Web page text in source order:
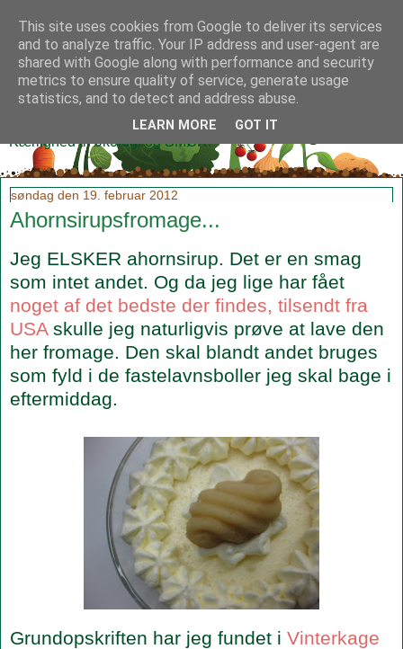
Klidmoster.dk
Kærlighed til økologi og SMØR!
søndag den 19. februar 2012
Ahornsirupsfromage...
Jeg ELSKER ahornsirup. Det er en smag
som intet andet. Og da jeg lige har fået
noget af det bedste der findes, tilsendt fra
USAskulle jeg naturligvis prøve at lave den
her fromage. Den skal blandt andet bruges
som fyld i de fastelavnsboller jeg skal bage i
eftermiddag.
Grundopskriften har jeg fundet i Vinterkage
This site uses cookies from Google to deliver its services
and to analyze traffic. Your IP address and user-agent are
shared with Google along with performance and security
metrics to ensure quality of service, generate usage
statistics, and to detect and address abuse.
LEARN MORE GOT IT